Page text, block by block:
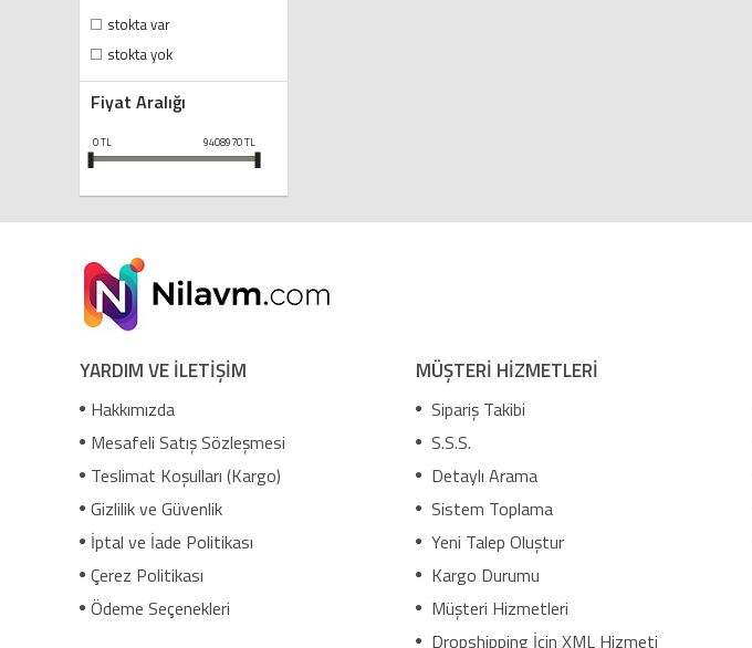
stokta var
stokta yok
Fiyat Aralığı
0TL 9408970TL
YARDIM VE İLETİŞİM
Hakkımızda
Mesafeli Satış Sözleşmesi
Teslimat Koşulları (Kargo)
Gizlilik ve Güvenlik
İptal ve İade Politikası
Çerez Politikası
Ödeme Seçenekleri
MÜŞTERİ HİZMETLERİ
Sipariş Takibi
S.S.S.
Detaylı Arama
Sistem Toplama
Yeni Talep Oluştur
Kargo Durumu
Müşteri Hizmetleri
Dropshipping İçin XML Hizmeti